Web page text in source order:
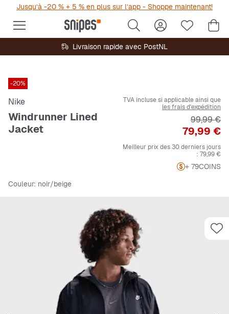
Jusqu’à -20 % + 5 % en plus sur l’app - Shoppe maintenant!
Livraison rapide avec PostNL
-20%
Nike
Windrunner Lined
Jacket
TVA incluse si applicable ainsi que
les frais d'expédition
Prix
79,99 €
Prix
99,99 €
Meilleur prix des 30 derniers jours
: 79,99 €
+ 79COINS
Couleur: noir/beige